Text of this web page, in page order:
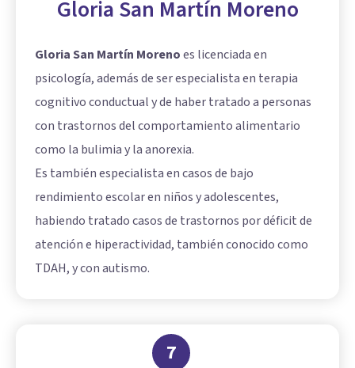
Gloria San Martín Moreno
Gloria San Martín Morenoes licenciada en
psicología, además de ser especialista en terapia
cognitivo conductual y de haber tratado a personas
con trastornos del comportamiento alimentario
como la bulimia y la anorexia.
Es también especialista en casos de bajo
rendimiento escolar en niños y adolescentes,
habiendo tratado casos de trastornos por déficit de
atención e hiperactividad, también conocido como
TDAH, y con autismo.
7